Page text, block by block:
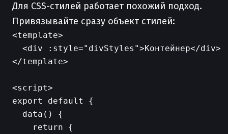
Для CSS-стилей работает похожий подход.
Привязывайте сразу объект стилей:
<template>
  <div :style="divStyles">Контейнер</div>
</template>
<script>
export default {
  data() {
    return {